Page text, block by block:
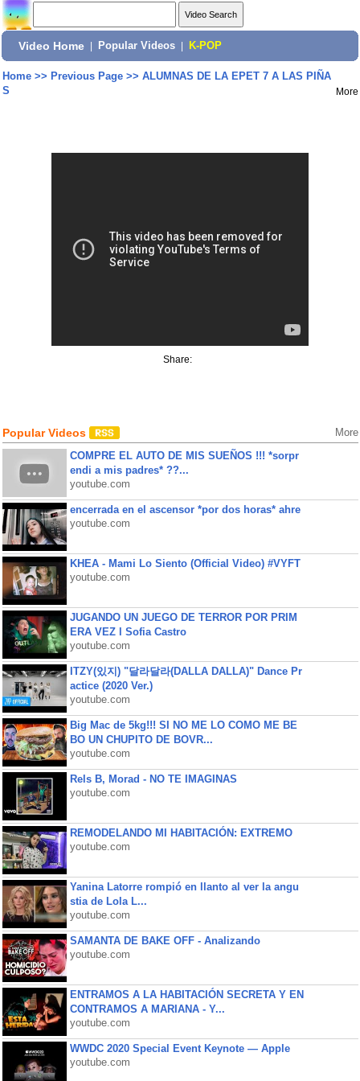
Video Home Popular Videos K-POP
Home>> Previous Page>> ALUMNAS DE LA EPET 7 A LAS PIÑA
S
More
Share:
Popular Videos More
COMPRE EL AUTO DE MIS SUEÑOS !!! *sorpr
endi a mis padres* ??...
youtube.com
encerrada en el ascensor *por dos horas* ahre
youtube.com
KHEA - Mami Lo Siento (Official Video) #VYFT
youtube.com
JUGANDO UN JUEGO DE TERROR POR PRIM
ERA VEZ l Sofia Castro
youtube.com
ITZY(있지) "달라달라(DALLA DALLA)" Dance Pr
actice (2020 Ver.)
youtube.com
Big Mac de 5kg!!! SI NO ME LO COMO ME BE
BO UN CHUPITO DE BOVR...
youtube.com
Rels B, Morad - NO TE IMAGINAS
youtube.com
REMODELANDO MI HABITACIÓN: EXTREMO
youtube.com
Yanina Latorre rompió en llanto al ver la angu
stia de Lola L...
youtube.com
SAMANTA DE BAKE OFF - Analizando
youtube.com
ENTRAMOS A LA HABITACIÓN SECRETA Y EN
CONTRAMOS A MARIANA - Y...
youtube.com
WWDC 2020 Special Event Keynote — Apple
youtube.com